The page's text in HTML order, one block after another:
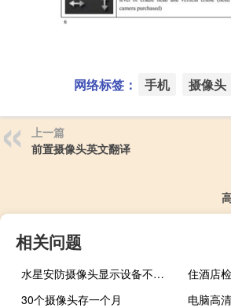
网络标签： 手机 摄像头
上一篇
前置摄像头英文翻译
相关问题
水星安防摄像头显示设备不在线
住酒店
30个摄像头存一个月
电脑高